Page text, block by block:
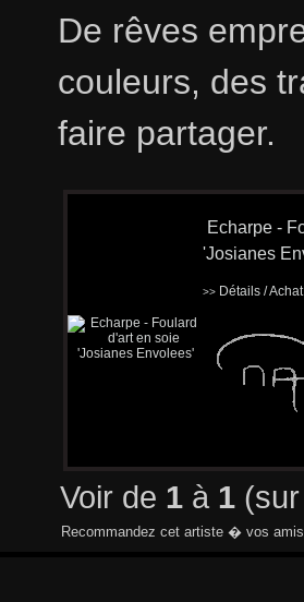
De rêves
couleurs, des
faire partager.
Echarpe -
'Josianes
>> Détails /
Voir de 1 à 1
Recommandez cet artiste � vos